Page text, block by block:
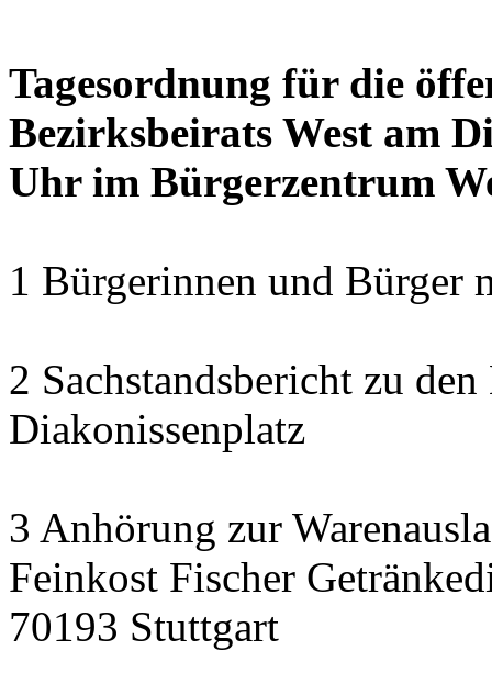
Tagesordnung für die
Bezirksbeirats West am
Uhr im Bürgerzentrum
1 Bürgerinnen und Bürger
2 Sachstandsbericht zu
Diakonissenplatz
3 Anhörung zur
Feinkost Fischer
70193 Stuttgart